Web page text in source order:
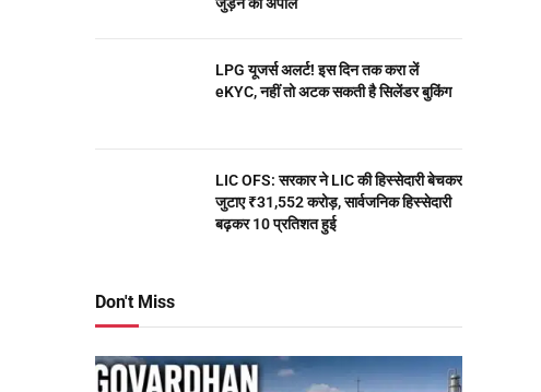
LPG यूजर्स अलर्ट! इस दिन तक करा लें
eKYC, नहीं तो अटक सकती है सिलेंडर बुकिंग
LIC OFS: सरकार ने LIC की हिस्सेदारी बेचकर
जुटाए ₹31,552 करोड़, सार्वजनिक हिस्सेदारी
बढ़कर 10 प्रतिशत हुई
Don't Miss